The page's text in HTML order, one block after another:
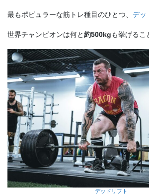
最もポピュラーな筋トレ種目のひとつ、 デッ
世界チャンピオンは何と約500kgも挙げるこ
デッドリフト